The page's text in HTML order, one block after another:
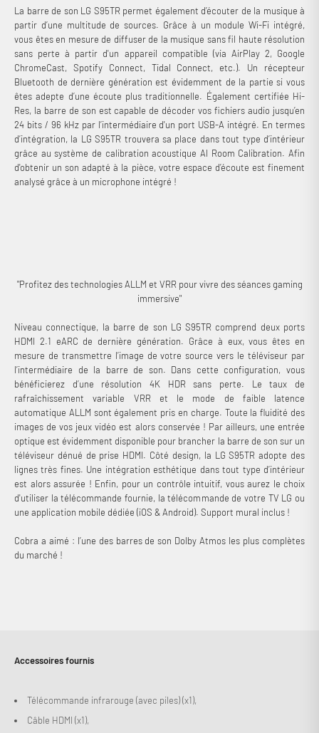
La barre de son LG S95TR permet également d’écouter de la musique à
partir d’une multitude de sources. Grâce à un module Wi-Fi intégré,
vous êtes en mesure de diffuser de la musique sans fil haute résolution
sans perte à partir d'un appareil compatible (via AirPlay 2, Google
ChromeCast, Spotify Connect, Tidal Connect, etc.). Un récepteur
Bluetooth de dernière génération est évidemment de la partie si vous
êtes adepte d’une écoute plus traditionnelle. Également certifiée Hi-
Res, la barre de son est capable de décoder vos fichiers audio jusqu’en
24 bits / 96 kHz par l’intermédiaire d'un port USB-A intégré. En termes
d’intégration, la LG S95TR trouvera sa place dans tout type d’intérieur
grâce au système de calibration acoustique AI Room Calibration. Afin
d'obtenir un son adapté à la pièce, votre espace d’écoute est finement
analysé grâce à un microphone intégré !
"Profitez des technologies ALLM et VRR pour vivre des séances gaming
immersive"
Niveau connectique, la barre de son LG S95TR comprend deux ports
HDMI 2.1 eARC de dernière génération. Grâce à eux, vous êtes en
mesure de transmettre l’image de votre source vers le téléviseur par
l’intermédiaire de la barre de son. Dans cette configuration, vous
bénéficierez d’une résolution 4K HDR sans perte. Le taux de
rafraîchissement variable VRR et le mode de faible latence
automatique ALLM sont également pris en charge. Toute la fluidité des
images de vos jeux vidéo est alors conservée ! Par ailleurs, une entrée
optique est évidemment disponible pour brancher la barre de son sur un
téléviseur dénué de prise HDMI. Côté design, la LG S95TR adopte des
lignes très fines. Une intégration esthétique dans tout type d’intérieur
est alors assurée ! Enfin, pour un contrôle intuitif, vous aurez le choix
d'utiliser la télécommande fournie, la télécommande de votre TV LG ou
une application mobile dédiée (iOS & Android). Support mural inclus !
Cobra a aimé : l’une des barres de son Dolby Atmos les plus complètes
du marché !
Accessoires fournis
Télécommande infrarouge (avec piles) (x1),
Câble HDMI (x1),
Connexion requise
Connectez-vous à votre compte pour ajouter des produits à
votre liste de souhaits et afficher vos articles précédemment
enregistrés.
Se connecter